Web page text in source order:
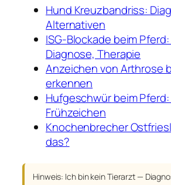
Hund Kreuzbandriss:
Alternativen
ISG-Blockade beim
Diagnose, Therapie
Anzeichen von Arthrose
erkennen
Hufgeschwür beim
Frühzeichen
Knochenbrecher
das?
Hinweis: Ich bin kein Tierarzt —